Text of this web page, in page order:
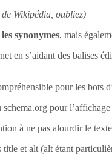
Wikipédia, oubliez)
les synonymes, mais
en s’aidant des balises
pour les bots
schema.org pour l’affichage
à ne pas alourdir le
title et alt (alt étant